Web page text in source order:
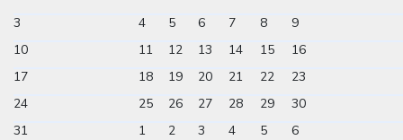
3
4 5 6 7 8
9
10
11 12 13 14 15
16
17
18 19 20 21 22
23
24
25 26 27 28 29
30
31
1 2 3 4 5 6